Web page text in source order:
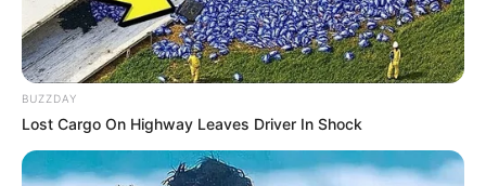
BUZZDAY
Lost Cargo On Highway Leaves Driver In Shock